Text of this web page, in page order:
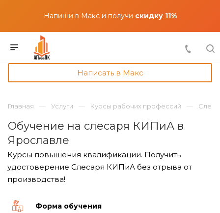
Напиши в Макс и получи скидку 11%
Написать в Макс
Главная Услуги Курсы рабочих профессий
Обучение на слесаря КИПиА в
Ярославле
Курсы повышения квалификации. Получить
удостоверение Слесаря КИПиА без отрыва от
производства!
Форма обучения